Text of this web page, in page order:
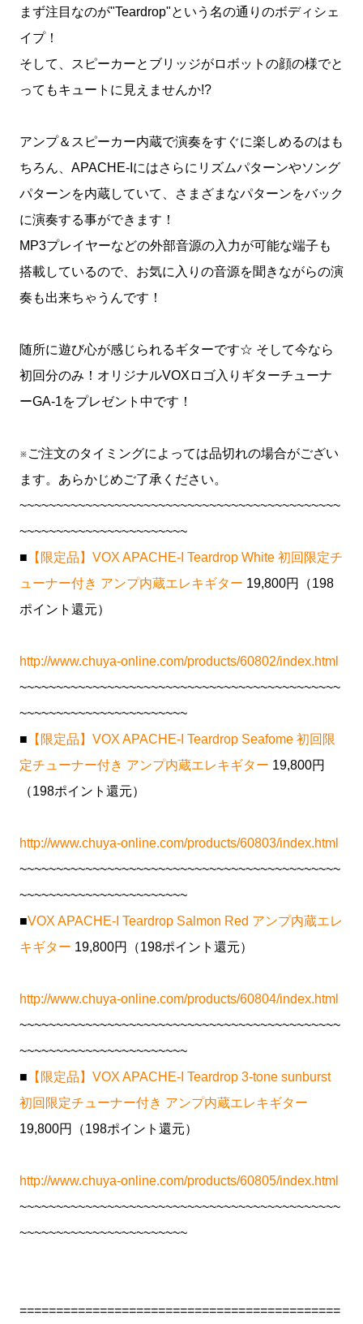
まず注目なのが"Teardrop"という名の通りのボディシェ
イプ！
そして、スピーカーとブリッジがロボットの顔の様でと
ってもキュートに見えませんか!?
アンプ＆スピーカー内蔵で演奏をすぐに楽しめるのはも
ちろん、APACHE-Iにはさらにリズムパターンやソング
パターンを内蔵していて、さまざまなパターンをバック
に演奏する事ができます！
MP3プレイヤーなどの外部音源の入力が可能な端子も
搭載しているので、お気に入りの音源を聞きながらの演
奏も出来ちゃうんです！
随所に遊び心が感じられるギターです☆ そして今なら
初回分のみ！オリジナルVOXロゴ入りギターチューナ
ーGA-1をプレゼント中です！
※ご注文のタイミングによっては品切れの場合がござい
ます。あらかじめご了承ください。
~~~~~~~~~~~~~~~~~~~~~~~~~~~~~~~~~~~~~~~~~~~~
~~~~~~~~~~~~~~~~~~~~~~~
■ 【限定品】VOX APACHE-I Teardrop White 初回限定チ
ューナー付き アンプ内蔵エレキギター 19,800円（198
ポイント還元）
http://www.chuya-online.com/products/60802/index.html
~~~~~~~~~~~~~~~~~~~~~~~~~~~~~~~~~~~~~~~~~~~~
~~~~~~~~~~~~~~~~~~~~~~~
■ 【限定品】VOX APACHE-I Teardrop Seafome 初回限
定チューナー付き アンプ内蔵エレキギター 19,800円
（198ポイント還元）
http://www.chuya-online.com/products/60803/index.html
~~~~~~~~~~~~~~~~~~~~~~~~~~~~~~~~~~~~~~~~~~~~
~~~~~~~~~~~~~~~~~~~~~~~
■VOX APACHE-I Teardrop Salmon Red アンプ内蔵エレ
キギター 19,800円（198ポイント還元）
http://www.chuya-online.com/products/60804/index.html
~~~~~~~~~~~~~~~~~~~~~~~~~~~~~~~~~~~~~~~~~~~~
~~~~~~~~~~~~~~~~~~~~~~~
■ 【限定品】VOX APACHE-I Teardrop 3-tone sunburst
初回限定チューナー付き アンプ内蔵エレキギター
19,800円（198ポイント還元）
http://www.chuya-online.com/products/60805/index.html
~~~~~~~~~~~~~~~~~~~~~~~~~~~~~~~~~~~~~~~~~~~~
~~~~~~~~~~~~~~~~~~~~~~~
============================================